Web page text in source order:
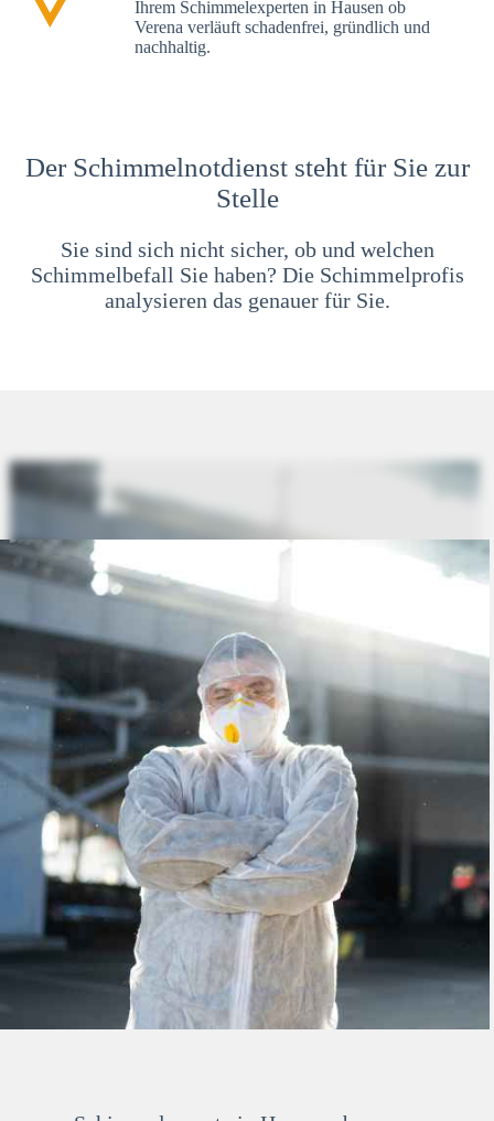
Ihrem Schimmelexperten in Hausen ob
Verena verläuft schadenfrei, gründlich und
nachhaltig.
Der Schimmelnotdienst steht für Sie zur
Stelle
Sie sind sich nicht sicher, ob und welchen
Schimmelbefall Sie haben? Die Schimmelprofis
analysieren das genauer für Sie.